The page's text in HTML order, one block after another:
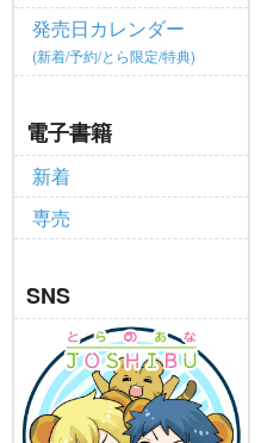
発売日カレンダー
(新着/予約/とら限定/特典)
電子書籍
新着
専売
SNS